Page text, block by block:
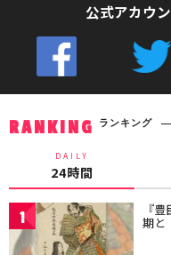
公式アカウ
RANKING ランキング
DAILY
24時間
1 『
期と